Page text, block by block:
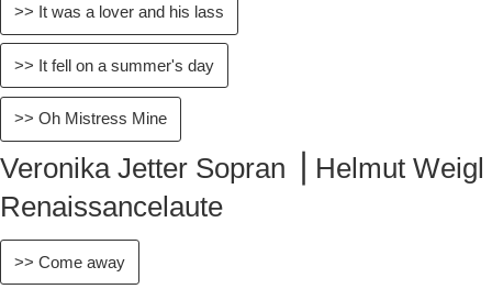
>> It was a lover and his lass
>> It fell on a summer's day
>> Oh Mistress Mine
Veronika Jetter Sopran ⎥ Helmut Weigl
Renaissancelaute
>> Come away